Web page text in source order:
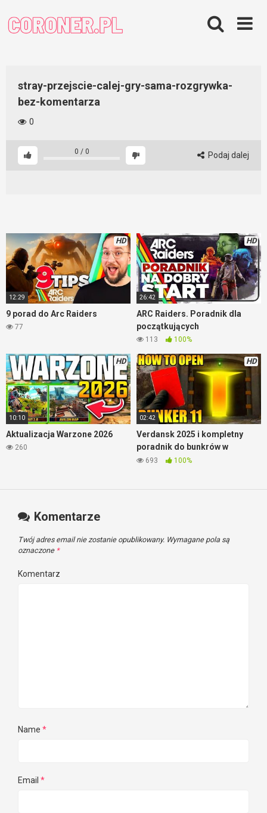
content
stray-przejscie-calej-gry-sama-rozgrywka-
bez-komentarza
0
0 / 0 Podaj dalej
HD
12:29
9 porad do Arc Raiders
77
HD
26:42
ARC Raiders. Poradnik dla
początkujących
113 100%
HD
10:10
Aktualizacja Warzone 2026
260
HD
02:42
Verdansk 2025 i kompletny
poradnik do bunkrów w
Warzone
693 100%
Komentarze
Twój adres email nie zostanie opublikowany. Wymagane pola są
oznaczone *
Komentarz
Name *
Email *